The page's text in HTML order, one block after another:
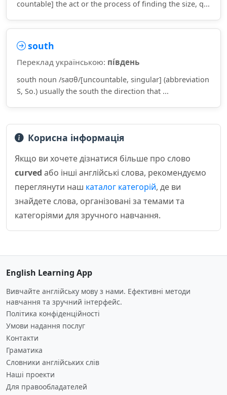
countable] the act or the process of finding the size, q...
south
Переклад українською: пі́вдень
south noun /saʊθ/[uncountable, singular] (abbreviation
S, So.) usually the south the direction that ...
Корисна інформація
Якщо ви хочете дізнатися більше про слово
curved або інші англійські слова, рекомендуємо
переглянути наш каталог категорій, де ви
знайдете слова, організовані за темами та
категоріями для зручного навчання.
English Learning App
Вивчайте англійську мову з нами. Ефективні методи
навчання та зручний інтерфейс.
Політика конфіденційності
Умови надання послуг
Контакти
Граматика
Словники англійських слів
Наші проекти
Для правообладателей